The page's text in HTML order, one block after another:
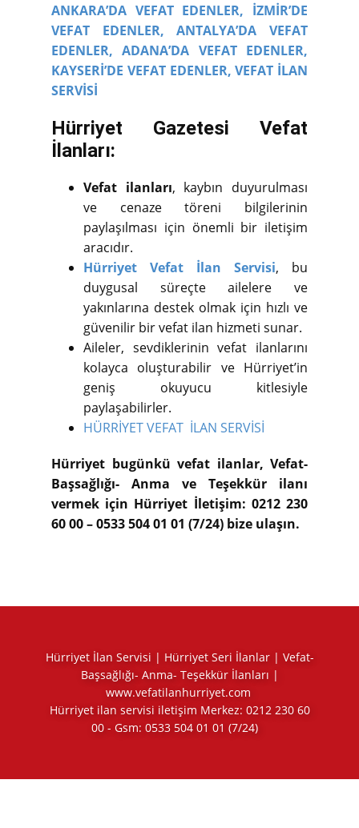
ANKARA’DA VEFAT EDENLER, İZMİR’DE
VEFAT EDENLER,
ANTALYA’DA VEFAT
EDENLER, ADANA’DA VEFAT EDENLER,
KAYSERİ’DE VEFAT EDENLER, VEFAT İLAN
SERVİSİ
Hürriyet Gazetesi Vefat
İlanları:
Vefat ilanları, kaybın duyurulması
ve cenaze töreni bilgilerinin
paylaşılması için önemli bir iletişim
aracıdır.
Hürriyet Vefat İlan Servisi, bu
duygusal süreçte ailelere ve
yakınlarına destek olmak için hızlı ve
güvenilir bir vefat ilan hizmeti sunar.
Aileler, sevdiklerinin vefat ilanlarını
kolayca oluşturabilir ve Hürriyet’in
geniş okuyucu kitlesiyle
paylaşabilirler.
HÜRRİYET VEFAT İLAN SERVİSİ
Hürriyet bugünkü vefat ilanlar, Vefat-
Başsağlığı- Anma ve Teşekkür ilanı
vermek için Hürriyet İletişim: 0212 230
60 00 – 0533 504 01 01 (7/24) bize ulaşın.
Hürriyet İlan Servisi | Hürriyet Seri İlanlar | Vefat-
Başsağlığı- Anma- Teşekkür İlanları |
www.vefatilanhurriyet.com
Hürriyet ilan servisi iletişim Merkez: 0212 230 60
00 - Gsm: 0533 504 01 01 (7/24)